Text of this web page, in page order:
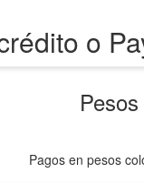
o
Pagos en pesos